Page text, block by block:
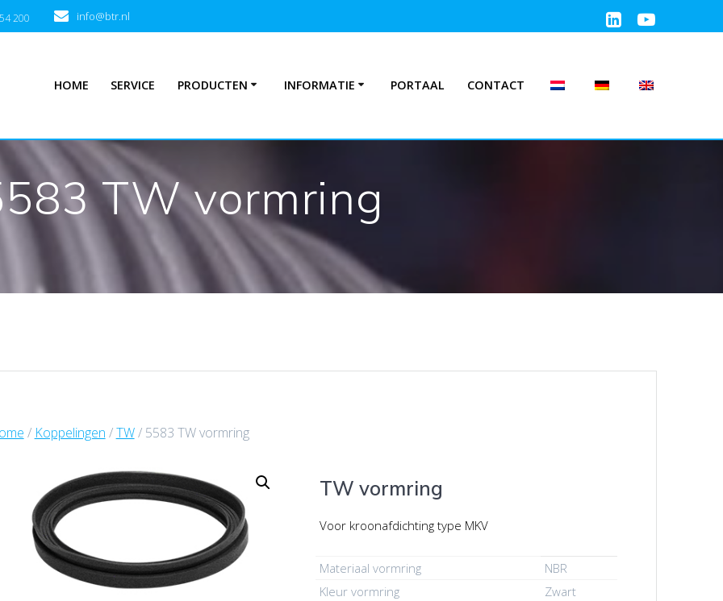
200 info@btr.nl
HOME SERVICE PRODUCTEN INFORMATIE PORTAAL CONTACT
TW vormring
/ Koppelingen /TW/ 5583 TW vormring
TW vormring
Voor kroonafdichting type MKV
Materiaal vormring
NBR
Kleur vormring
Zwart